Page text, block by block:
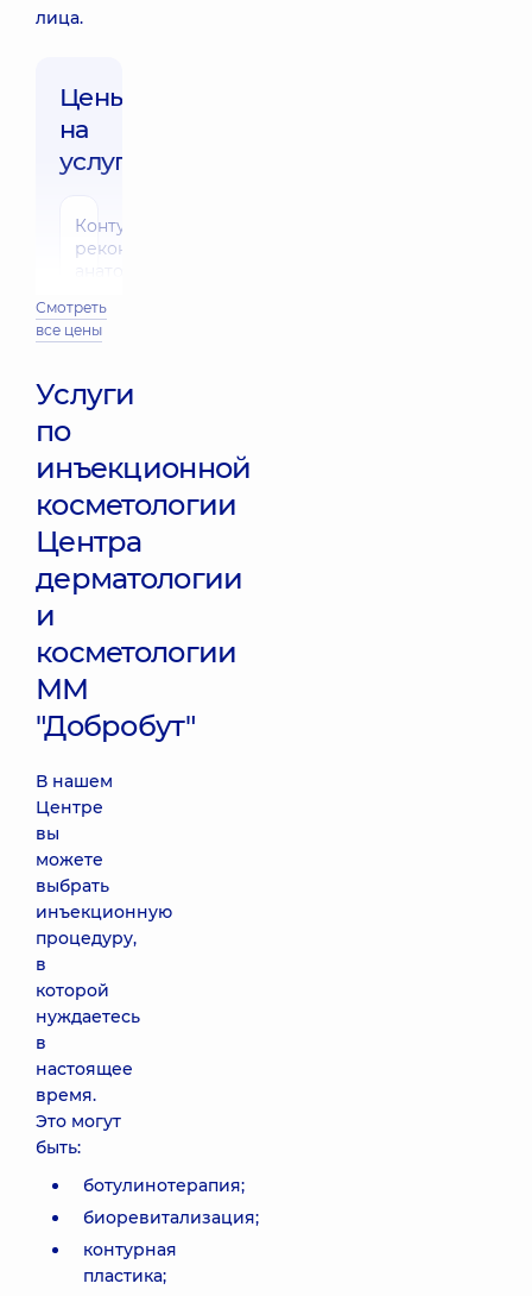
лица.
Цены
на
услуги:
Контурная
реконструкция
шприц)
Juvederm ultra
17320 грн
реконструкция
анатомической
шприц)
Juvederm
Volbella
Контурная
реконструкция
анатомической
шприц)
Juvederm Volift
Контурная
реконструкция
анатомического
шприц)
Juvederm Volift
Контурная
реконструкция
анатомической
шприц)
Juvederm
20540 грн
Смотреть
все цены
Услуги
по
инъекционной
косметологии
Центра
дерматологии
и
косметологии
ММ
"Добробут"
В нашем
Центре
вы
можете
выбрать
инъекционную
процедуру,
в
которой
нуждаетесь
в
настоящее
время.
Это могут
быть:
ботулинотерапия;
биоревитализация;
контурная
пластика;